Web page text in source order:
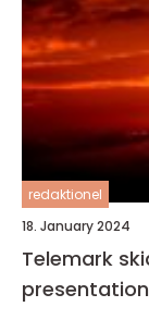
redaktionel
18. January 2024
Telemark
presentation